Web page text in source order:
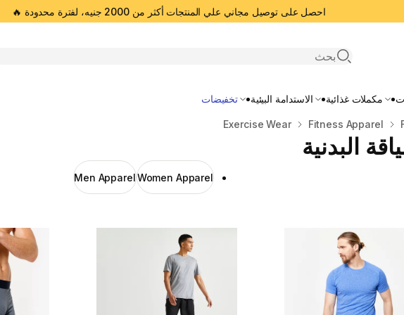
احصل على توصيل مجاني علي المنتجات أكثر من 2000 جنيه، لفترة محدودة 🔥
Open search
مكملات غذائية الاستدامة البيئية تخفيضات
Fitness Apparel
Exercise Wear
البدنية
Women Apparel
Men Apparel